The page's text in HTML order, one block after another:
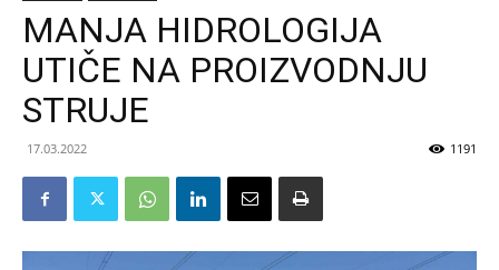
MANJA HIDROLOGIJA
UTIČE NA PROIZVODNJU
STRUJE
17.03.2022 1191